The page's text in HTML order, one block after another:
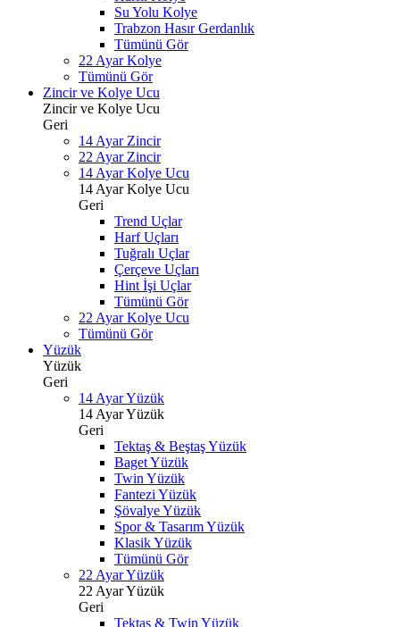
Su Yolu Kolye
Trabzon Hasır Gerdanlık
Tümünü Gör
22 Ayar Kolye
Tümünü Gör
Zincir ve Kolye Ucu
Zincir ve Kolye Ucu
Geri
14 Ayar Zincir
22 Ayar Zincir
14 Ayar Kolye Ucu
14 Ayar Kolye Ucu
Geri
Trend Uçlar
Harf Uçları
Tuğralı Uçlar
Çerçeve Uçları
Hint İşi Uçlar
Tümünü Gör
22 Ayar Kolye Ucu
Tümünü Gör
Yüzük
Yüzük
Geri
14 Ayar Yüzük
14 Ayar Yüzük
Geri
Tektaş & Beştaş Yüzük
Baget Yüzük
Twin Yüzük
Fantezi Yüzük
Şövalye Yüzük
Spor & Tasarım Yüzük
Klasik Yüzük
Tümünü Gör
22 Ayar Yüzük
22 Ayar Yüzük
Geri
Tektaş & Twin Yüzük